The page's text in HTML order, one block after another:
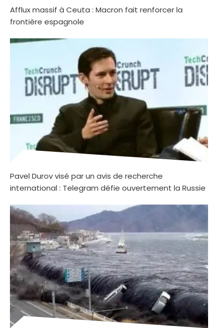
Afflux massif à Ceuta : Macron fait renforcer la
frontière espagnole
Pavel Durov visé par un avis de recherche
international : Telegram défie ouvertement la Russie